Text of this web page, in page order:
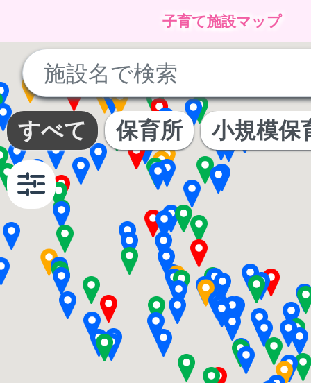
子育て施設マップ
results
found
すべて 保育所 小規模保